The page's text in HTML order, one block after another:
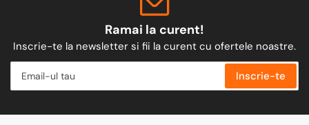
Ramai la curent!
Inscrie-te la newsletter si fii la curent cu ofertele noastre.
Inscrie-te